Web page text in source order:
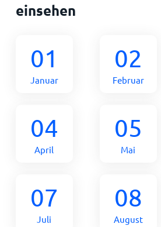
einsehen
01
Januar
02
Februar
04
April
05
Mai
07
Juli
08
August